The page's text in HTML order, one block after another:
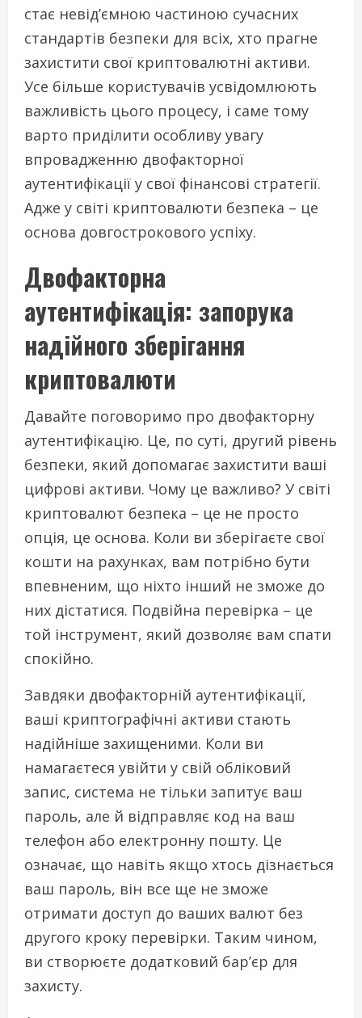
стає невід’ємною частиною сучасних
стандартів безпеки для всіх, хто прагне
захистити свої криптовалютні активи.
Усе більше користувачів усвідомлюють
важливість цього процесу, і саме тому
варто приділити особливу увагу
впровадженню двофакторної
аутентифікації у свої фінансові стратегії.
Адже у світі криптовалюти безпека – це
основа довгострокового успіху.
Двофакторна
аутентифікація: запорука
надійного зберігання
криптовалюти
Давайте поговоримо про двофакторну
аутентифікацію. Це, по суті, другий рівень
безпеки, який допомагає захистити ваші
цифрові активи. Чому це важливо? У світі
криптовалют безпека – це не просто
опція, це основа. Коли ви зберігаєте свої
кошти на рахунках, вам потрібно бути
впевненим, що ніхто інший не зможе до
них дістатися. Подвійна перевірка – це
той інструмент, який дозволяє вам спати
спокійно.
Завдяки двофакторній аутентифікації,
ваші криптографічні активи стають
надійніше захищеними. Коли ви
намагаєтеся увійти у свій обліковий
запис, система не тільки запитує ваш
пароль, але й відправляє код на ваш
телефон або електронну пошту. Це
означає, що навіть якщо хтось дізнається
ваш пароль, він все ще не зможе
отримати доступ до ваших валют без
другого кроку перевірки. Таким чином,
ви створюєте додатковий бар’єр для
захисту.